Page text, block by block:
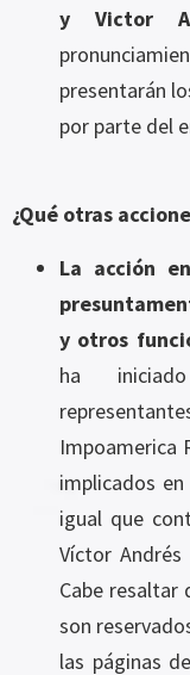
y Victor
presentarán
por parte del
¿Qué otras
La acción
y otros
ha
Impoamerica
implicados
igual que
Víctor
Cabe resaltar
son
las páginas